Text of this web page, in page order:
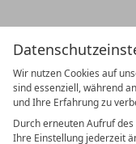
Wir nutzen Cookies auf
sind essenziell, während
und Ihre Erfahrung zu
Durch erneuten Aufruf
Ihre Einstellung jederzeit